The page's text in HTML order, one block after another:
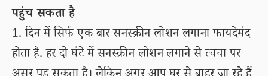
पहुंच सकता है
1. दिन में सिर्फ एक बार सनस्क्रीन लोशन लगाना फायदेमंद
होता है. हर दो घंटे में सनस्क्रीन लोशन लगाने से त्वचा पर